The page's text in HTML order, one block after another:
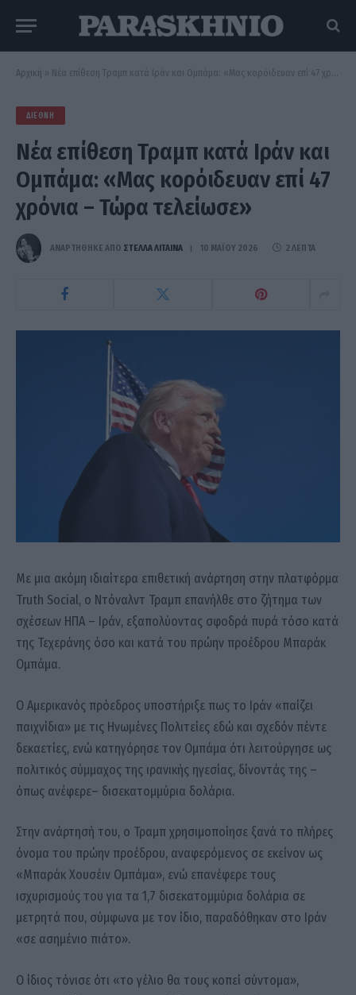
Αρχική » Νέα επίθεση Τραμπ κατά Ιράν και Ομπάμα: «Μας κορόιδευαν επί 47 χρόνια – Τώρα τελείωσε»
ΔΙΕΘΝΉ
Νέα επίθεση Τραμπ κατά Ιράν και
Ομπάμα: «Μας κορόιδευαν επί 47
χρόνια – Τώρα τελείωσε»
ΑΝΑΡΤΗΘΗΚΕ ΑΠΟ ΣΤΈΛΛΑ ΛΊΤΑΙΝΑ 10 ΜΑΪ́ΟΥ 2026 2 ΛΕΠΤΆ
Με μια ακόμη ιδιαίτερα επιθετική ανάρτηση στην πλατφόρμα
Truth Social, ο Ντόναλντ Τραμπ επανήλθε στο ζήτημα των
σχέσεων ΗΠΑ – Ιράν, εξαπολύοντας σφοδρά πυρά τόσο κατά
της Τεχεράνης όσο και κατά του πρώην προέδρου Μπαράκ
Ομπάμα.
Ο Αμερικανός πρόεδρος υποστήριξε πως το Ιράν «παίζει
παιχνίδια» με τις Ηνωμένες Πολιτείες εδώ και σχεδόν πέντε
δεκαετίες, ενώ κατηγόρησε τον Ομπάμα ότι λειτούργησε ως
πολιτικός σύμμαχος της ιρανικής ηγεσίας, δίνοντάς της –
όπως ανέφερε– δισεκατομμύρια δολάρια.
Στην ανάρτησή του, ο Τραμπ χρησιμοποίησε ξανά το πλήρες
όνομα του πρώην προέδρου, αναφερόμενος σε εκείνον ως
«Μπαράκ Χουσέιν Ομπάμα», ενώ επανέφερε τους
ισχυρισμούς του για τα 1,7 δισεκατομμύρια δολάρια σε
μετρητά που, σύμφωνα με τον ίδιο, παραδόθηκαν στο Ιράν
«σε ασημένιο πιάτο».
Ο ίδιος τόνισε ότι «το γέλιο θα τους κοπεί σύντομα»,